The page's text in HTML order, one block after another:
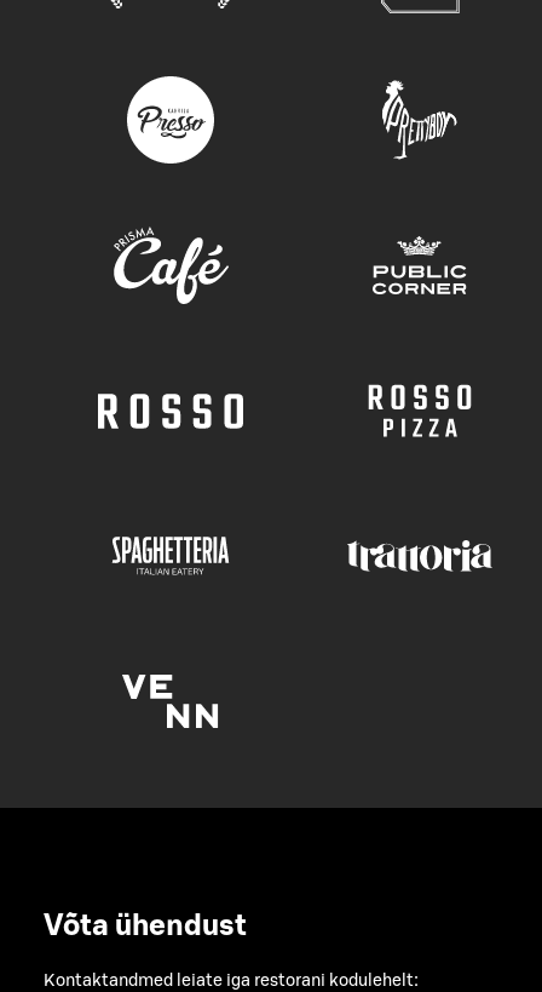
Võta ühendust
Kontaktandmed leiate iga restorani kodulehelt: